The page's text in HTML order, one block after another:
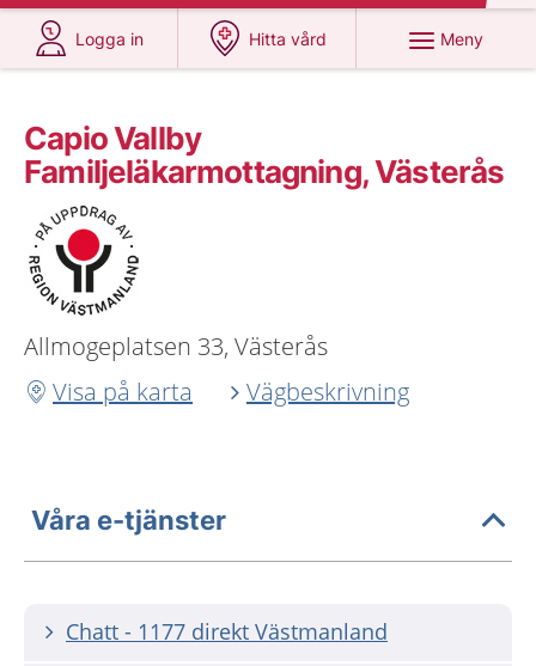
Logga in
på 1177.se
Hitta vård
på 1177.se
Meny
Capio Vallby
Familjeläkarmottagning, Västerås
Allmogeplatsen 33, Västerås
Visa på karta
Vägbeskrivning
Våra e-tjänster
Chatt - 1177 direkt Västmanland